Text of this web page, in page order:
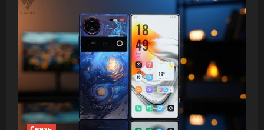
〈4G〉.
Совсем
простенький
смартфон,
но
с
хорошей
батарейкой